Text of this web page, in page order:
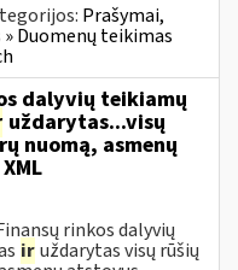
Prašymai,
Duomenų teikimas
dalyvių teikiamų
uždarytas...visų
nuomą, asmenų
rinkos dalyvių
iruždarytas visų rūšių